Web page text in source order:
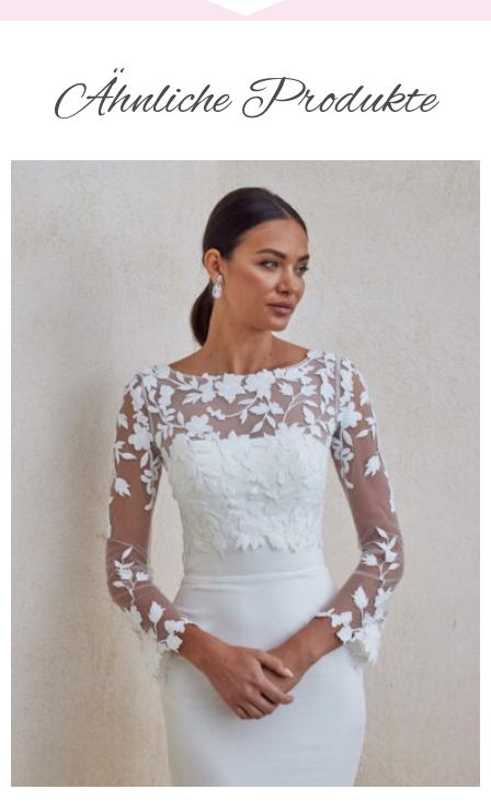
Ähnliche Produkte